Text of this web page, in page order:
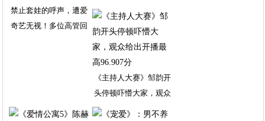
禁止套娃的呼声，遭爱
奇艺无视！多位高管回
《主持人大赛》邹韵开
头停顿吓懵大家，观众